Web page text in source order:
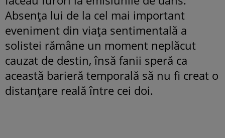
Absența lui de la cel mai important
eveniment din viața sentimentală a
solistei rămâne un moment neplăcut
cauzat de destin, însă fanii speră ca
această barieră temporală să nu fi creat o
distanțare reală între cei doi.